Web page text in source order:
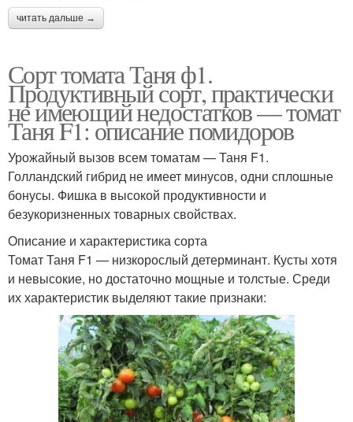
читать дальше →
Сорт томата Таня ф1.
Продуктивный сорт, практически
не имеющий недостатков — томат
Таня F1: описание помидоров
Урожайный вызов всем томатам — Таня F1.
Голландский гибрид не имеет минусов, одни сплошные
бонусы. Фишка в высокой продуктивности и
безукоризненных товарных свойствах.
Описание и характеристика сорта
Томат Таня F1 — низкорослый детерминант. Кусты хотя
и невысокие, но достаточно мощные и толстые. Среди
их характеристик выделяют такие признаки: